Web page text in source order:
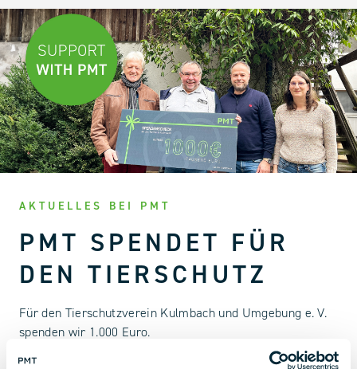
AKTUELLES BEI PMT
PMT SPENDET FÜR
DEN TIERSCHUTZ
Für den Tierschutzverein Kulmbach und Umgebung e. V.
spenden wir 1.000 Euro.
20 Februar 2024 | 7:32